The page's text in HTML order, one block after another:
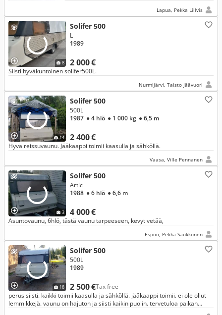
Lapua, Pekka Lillvis
8
Solifer 500
2 000 €
L
1989
Siisti hyväkuntoinen solifer500L.
Nurmijärvi, Taisto Jäävuori
14
Solifer 500
2 400 €
500L
1987 ● 4 hlö ● 1 000 kg ● 6,5 m
Hyvä reissuvaunu. Jääkaappi toimii kaasulla ja sähköllä.
Vaasa, Ville Pennanen
3
Solifer 500
4 000 €
Artic
1988 ● 6 hlö ● 6,6 m
Asuntovaunu, 6hlö, tästä vaunu tarpeeseen, kevyt vetää,
Espoo, Pekka Saukkonen
18
Solifer 500
2 500 €Tax free
500L
1989
perus siisti. kaikki toimii kaasulla ja sähköllä. jääkaappi toimii. ei ole ollut
lemmikkejä. vaunu on hajuton ja siisti kaikin puolin. tervetuloa paikan